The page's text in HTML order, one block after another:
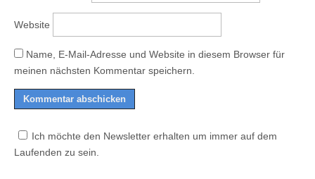
Website
Name, E-Mail-Adresse und Website in diesem Browser für
meinen nächsten Kommentar speichern.
Ich möchte den Newsletter erhalten um immer auf dem
Laufenden zu sein.